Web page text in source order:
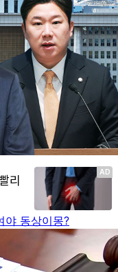
야 동상이몽?